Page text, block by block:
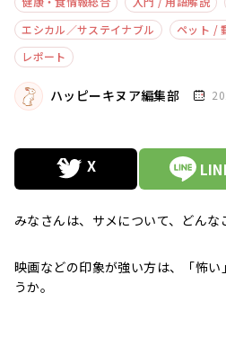
エシカル／サステイナブル
ペット /
レポート
ハッピーキヌア編集部
みなさんは、サメについて、どんな
映画などの印象が強い方は、「怖
うか。